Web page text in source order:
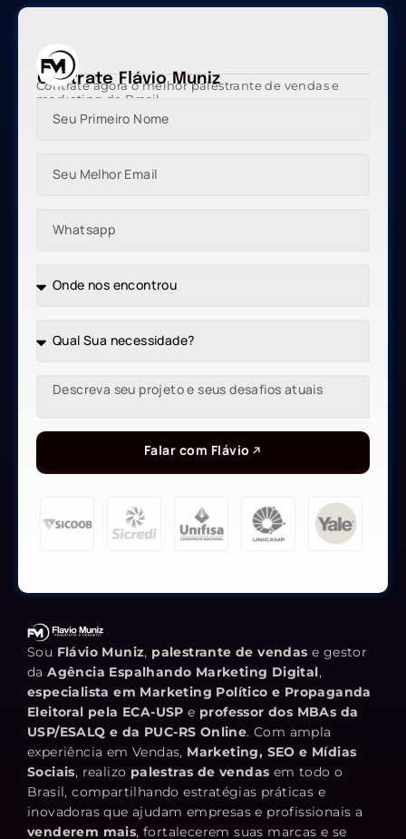
Contrate Flávio Muniz
Contrate agora o melhor palestrante de vendas e
marketing do Brasil
Falar com Flávio
Sou Flávio Muniz, palestrante de vendas e gestor
daAgência Espalhando Marketing Digital,
especialista em Marketing Político e Propaganda
Eleitoral pela ECA-USP e professor dos MBAs da
USP/ESALQ e da PUC-RS Online. Com ampla
experiência em Vendas, Marketing, SEO e Mídias
Sociais, realizo palestras de vendas em todo o
Brasil, compartilhando estratégias práticas e
inovadoras que ajudam empresas e profissionais a
venderem mais, fortalecerem suas marcas e se